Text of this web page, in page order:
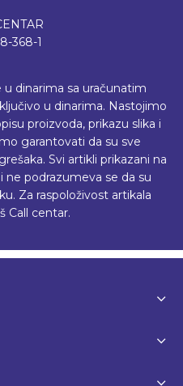
368-1
u dinarima sa uračunatim
u dinarima. Nastojimo
proizvoda, prikazu slika i
garantovati da su sve
Svi artikli prikazani na
ne podrazumeva se da su
Za raspoloživost artikala
Call centar.